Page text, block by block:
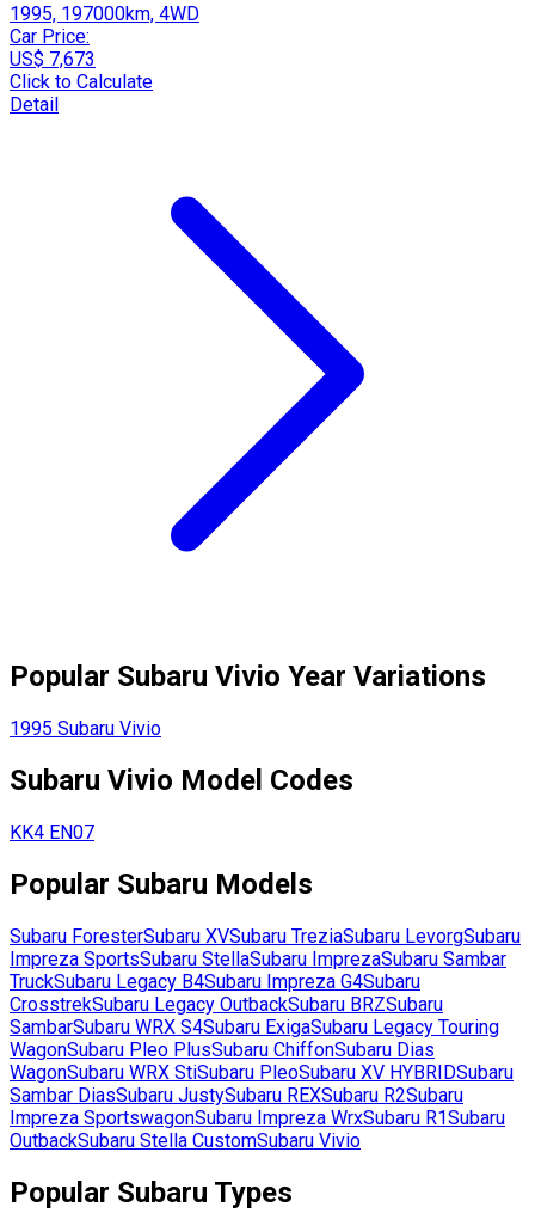
1995, 197000km, 4WD
Car Price:
US$ 7,673
Click to Calculate
Detail
Popular Subaru Vivio Year Variations
1995 Subaru Vivio
Subaru Vivio Model Codes
KK4 EN07
Popular Subaru Models
Subaru ForesterSubaru XVSubaru TreziaSubaru LevorgSubaru
Impreza SportsSubaru StellaSubaru ImprezaSubaru Sambar
TruckSubaru Legacy B4Subaru Impreza G4Subaru
CrosstrekSubaru Legacy OutbackSubaru BRZSubaru
SambarSubaru WRX S4Subaru ExigaSubaru Legacy Touring
WagonSubaru Pleo PlusSubaru ChiffonSubaru Dias
WagonSubaru WRX StiSubaru PleoSubaru XV HYBRIDSubaru
Sambar DiasSubaru JustySubaru REXSubaru R2Subaru
Impreza SportswagonSubaru Impreza WrxSubaru R1Subaru
OutbackSubaru Stella CustomSubaru Vivio
Popular Subaru Types